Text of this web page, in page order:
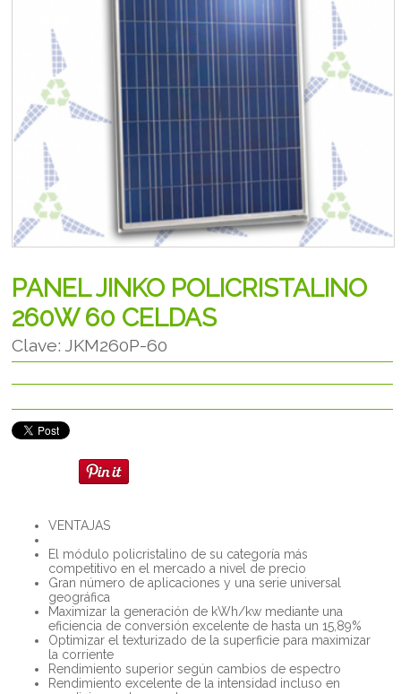
PANEL JINKO POLICRISTALINO
260W 60 CELDAS
Clave: JKM260P-60
VENTAJAS
El módulo policristalino de su categoría más
competitivo en el mercado a nivel de precio
Gran número de aplicaciones y una serie universal
geográfica
Maximizar la generación de kWh/kw mediante una
eficiencia de conversión excelente de hasta un 15,89%
Optimizar el texturizado de la superficie para maximizar
la corriente
Rendimiento superior según cambios de espectro
Rendimiento excelente de la intensidad incluso en